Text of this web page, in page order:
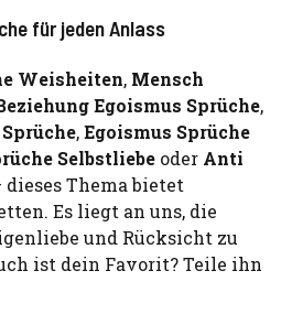
für jeden Anlass
Weisheiten, Mensch
Egoismus Sprüche,
,Egoismus Sprüche
Selbstliebe oder Anti
dieses Thema bietet
Es liegt an uns, die
und Rücksicht zu
ist dein Favorit? Teile ihn